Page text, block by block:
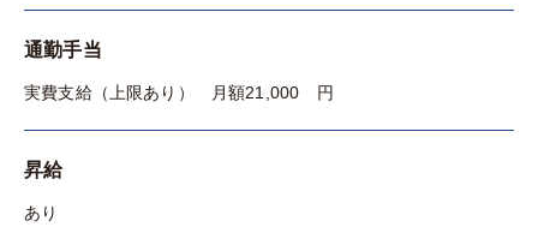
通勤手当
実費支給（上限あり） 月額21,000 円
昇給
あり